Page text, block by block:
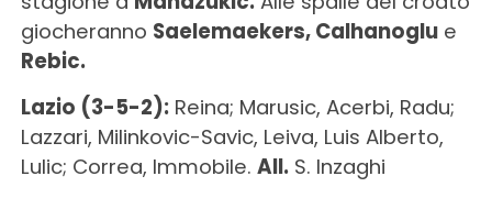
giocheranno Saelemaekers, Calhanoglue
Rebic.
Lazio (3-5-2):Reina; Marusic, Acerbi, Radu;
Lazzari, Milinkovic-Savic, Leiva, Luis Alberto,
Lulic; Correa, Immobile. All. S. Inzaghi